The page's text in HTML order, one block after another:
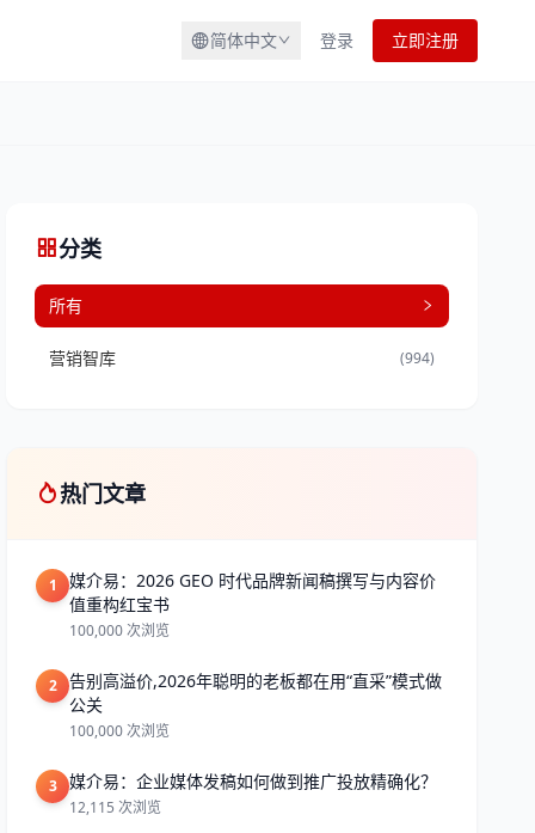
简体中文 登录 立即注册
分类
所有
营销智库 (994)
热门文章
1
媒介易：2026 GEO 时代品牌新闻稿撰写与内容价
值重构红宝书
100,000 次浏览
2
告别高溢价,2026年聪明的老板都在用“直采”模式做
公关
100,000 次浏览
3 媒介易：企业媒体发稿如何做到推广投放精确化？
12,115 次浏览